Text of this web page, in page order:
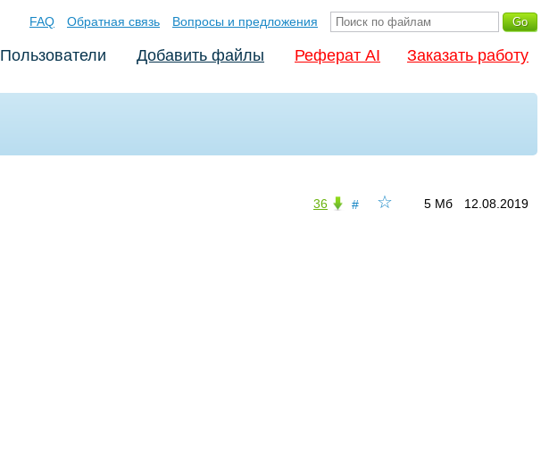
FAQ Обратная связь Вопросы и предложения
Пользователи Добавить файлы Реферат AI Заказать работу
☆
# 12.08.2019
5 Мб
36